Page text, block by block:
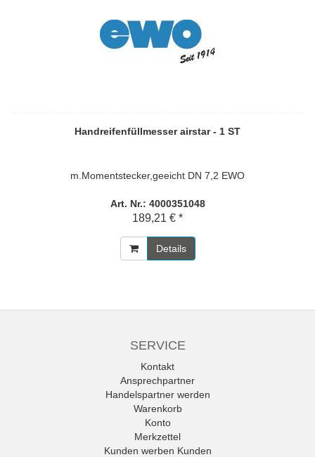
Handreifenfüllmesser airstar - 1 ST
m.Momentstecker,geeicht DN 7,2 EWO
Art. Nr.: 4000351048
189,21 € *
Details
SERVICE
Kontakt
Ansprechpartner
Handelspartner werden
Warenkorb
Konto
Merkzettel
Kunden werben Kunden